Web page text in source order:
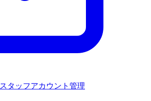
スタッフアカウント管理